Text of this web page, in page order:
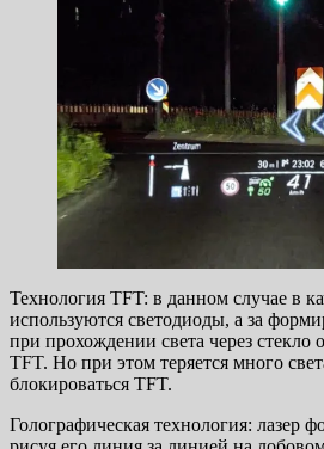
Технология TFT: в данном случае в
используются светодиоды, а за
при прохождении света через стекло
TFT. Но при этом теряется много
блокироваться TFT.
Голографическая технология: лазер